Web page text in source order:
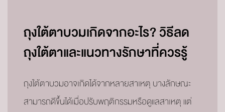
ถุงใต้ตาบวมเกิดจากอะไร? วิธีลด
ถุงใต้ตาและแนวทางรักษาที่ควรรู้
ถุงใต้ตาบวมอาจเกิดได้จากหลายสาเหตุ บางลักษณะ
สามารถดีขึ้นได้เมื่อปรับพฤติกรรมหรือดูแลสาเหตุ แต่